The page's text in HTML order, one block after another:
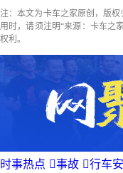
注：本文为卡车之家原创，版
用时，请须注明“来源：卡车之
权利。
时事热点 事故 行车